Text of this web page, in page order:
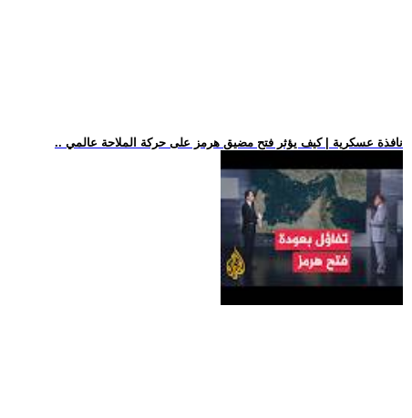
.. نافذة عسكرية | كيف يؤثر فتح مضيق هرمز على حركة الملاحة عالمي